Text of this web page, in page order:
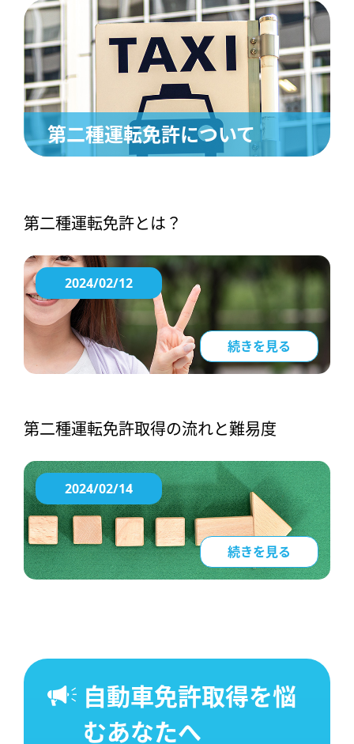
第二種運転免許について
第二種運転免許とは？
2024/02/12
続きを見る
第二種運転免許取得の流れと難易度
2024/02/14
続きを見る
自動車免許取得を悩
むあなたへ